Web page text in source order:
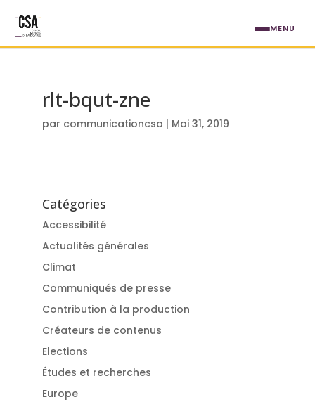
rlt-bqut-zne
par communicationcsa | Mai 31, 2019
Catégories
Accessibilité
Actualités générales
Climat
Communiqués de presse
Contribution à la production
Créateurs de contenus
Elections
Études et recherches
Europe
MENU